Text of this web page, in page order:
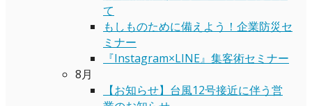
て
もしものために備えよう！企業防災セ
ミナー
『Instagram×LINE』集客術セミナー
8月
【お知らせ】台風12号接近に伴う営